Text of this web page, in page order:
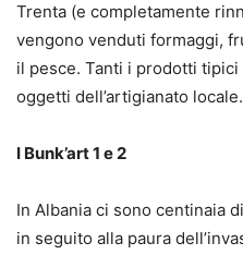
Trenta (e completamente
vengono venduti formaggi,
il pesce. Tanti i prodotti
oggetti dell’artigianato locale.
I Bunk’art 1 e 2
In Albania ci sono centinaia
in seguito alla paura